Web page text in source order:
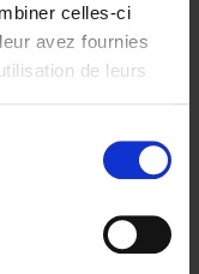
celles-ci
avez fournies
de leurs
like a PRO -
edition (EN)